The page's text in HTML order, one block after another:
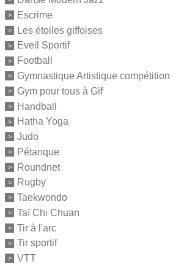
Escrime
Les étoiles giffoises
Eveil Sportif
Football
Gymnastique Artistique compétition
Gym pour tous à Gif
Handball
Hatha Yoga
Judo
Pétanque
Roundnet
Rugby
Taekwondo
Taï Chi Chuan
Tir à l'arc
Tir sportif
VTT